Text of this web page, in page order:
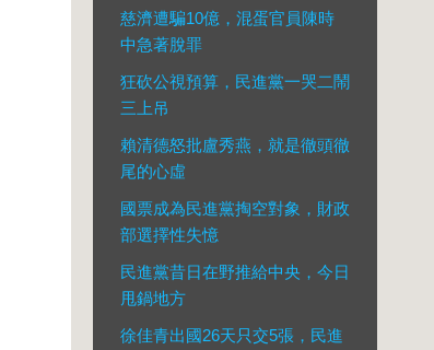
慈濟遭騙10億，混蛋官員陳時
中急著脫罪
狂砍公視預算，民進黨一哭二鬧
三上吊
賴清德怒批盧秀燕，就是徹頭徹
尾的心虛
國票成為民進黨掏空對象，財政
部選擇性失憶
民進黨昔日在野推給中央，今日
甩鍋地方
徐佳青出國26天只交5張，民進